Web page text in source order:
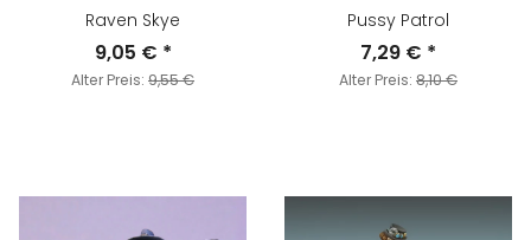
Raven Skye
9,05 € *
Alter Preis: 9,55 €
Pussy Patrol
7,29 € *
Alter Preis: 8,10 €